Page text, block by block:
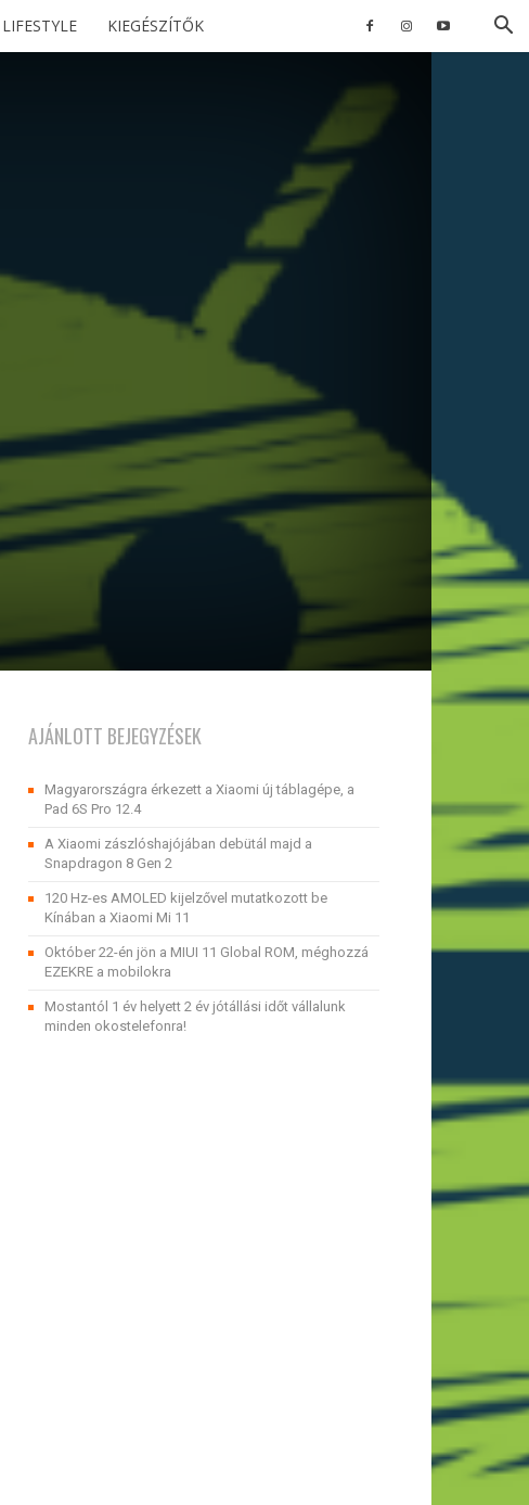
LIFESTYLE KIEGÉSZÍTŐK
AJÁNLOTT BEJEGYZÉSEK
Magyarországra érkezett a Xiaomi új táblagépe, a
Pad 6S Pro 12.4
A Xiaomi zászlóshajójában debütál majd a
Snapdragon 8 Gen 2
120 Hz-es AMOLED kijelzővel mutatkozott be
Kínában a Xiaomi Mi 11
Október 22-én jön a MIUI 11 Global ROM, méghozzá
EZEKRE a mobilokra
Mostantól 1 év helyett 2 év jótállási időt vállalunk
minden okostelefonra!